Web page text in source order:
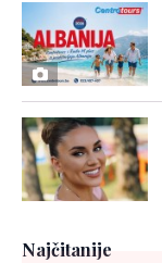
Najčitanije